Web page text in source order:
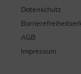
Datenschutz
AGB
Impressum